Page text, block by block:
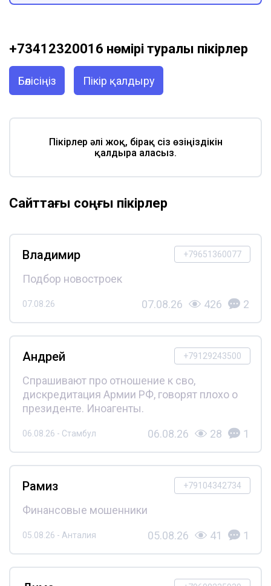
+73412320016 нөмірі туралы пікірлер
Бөлісіңіз Пікір қалдыру
Пікірлер әлі жоқ, бірақ сіз өзіңіздікін
қалдыра аласыз.
Сайттағы соңғы пікірлер
+79651360077
Владимир
Подбор новостроек
07.08.26 07.08.26 426 2
+79129243500
Андрей
Спрашивают про отношение к сво,
дискредитация Армии РФ, говорят плохо о
президенте. Иноагенты.
06.08.26 - Стамбул 06.08.26 28 1
+79104342734
Рамиз
Финансовые мошенники
05.08.26 - Анталия 05.08.26 41 1